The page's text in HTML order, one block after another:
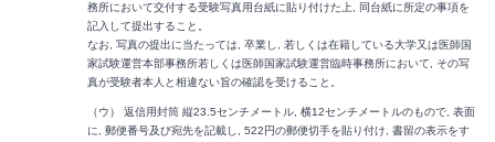
務所において交付する受験写真用台紙に貼り付けた上, 同台紙に所定の事項を
記入して提出すること。
なお, 写真の提出に当たっては, 卒業し, 若しくは在籍している大学又は医師国
家試験運営本部事務所若しくは医師国家試験運営臨時事務所において, その写
真が受験者本人と相違ない旨の確認を受けること。
（ウ） 返信用封筒 縦23.5センチメートル, 横12センチメートルのもので, 表面
に, 郵便番号及び宛先を記載し, 522円の郵便切手を貼り付け, 書留の表示をす